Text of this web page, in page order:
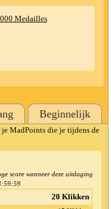
Medailles
Beginnelijk
MadPoints die je tijdens de
score wanneer deze uitdaging
20 Klikken